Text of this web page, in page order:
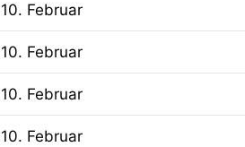
10. Februar
10. Februar
10. Februar
10. Februar